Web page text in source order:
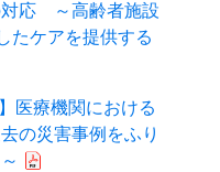
対応 ～高齢者施設
たケアを提供する
医療機関における
の災害事例をふり